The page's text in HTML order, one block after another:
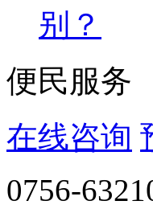
别？
便民服务
在线咨询
0756-